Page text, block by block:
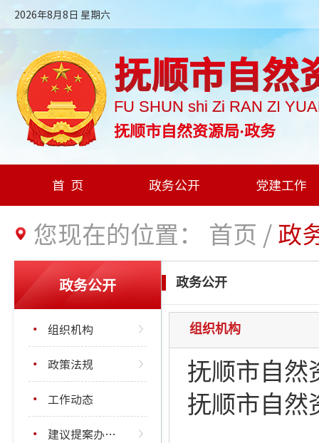
2026年8月8日 星期六
抚顺市自然
FU SHUN shi Zi RAN ZI
抚顺市自然资源局·政务
首页 政务公开 党建工作
您现在的位置： 首页 /政
政务公开
组织机构
政策法规
工作动态
建议提案办理结果公开
政务公开
组织机构
抚顺市自然
抚顺市自然